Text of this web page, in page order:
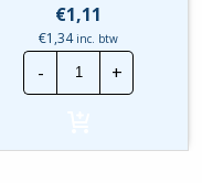
€1,11
€1,34inc. btw
-
Cimco
|
M12
+